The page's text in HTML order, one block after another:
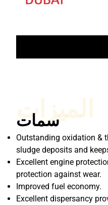
الميزات
سمات
Outstanding oxidation &
sludge deposits and
Excellent engine
protection against wear.
Improved fuel economy.
Excellent dispersancy